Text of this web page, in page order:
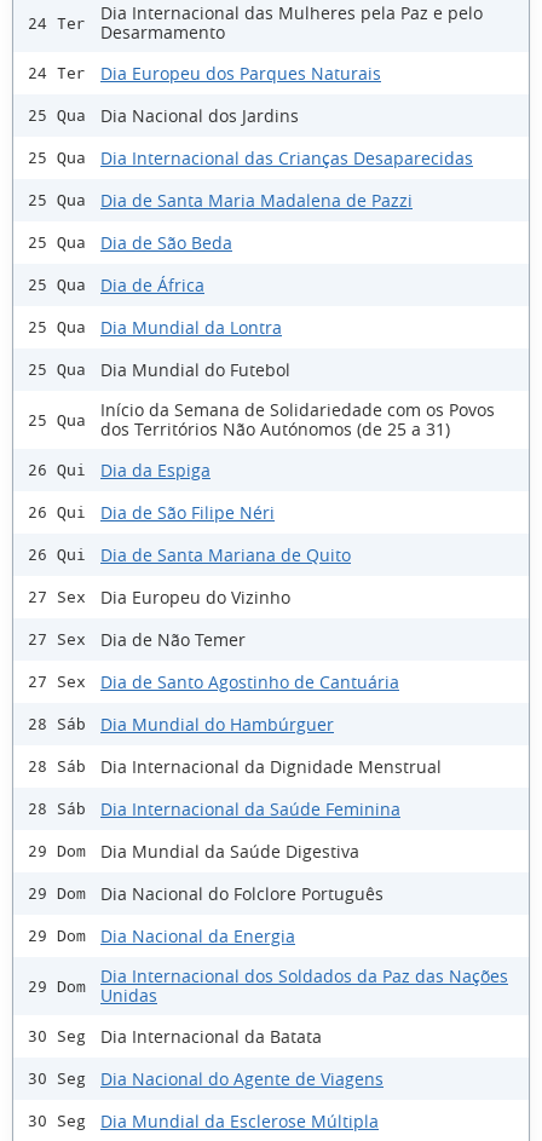
24 Ter
Dia Internacional das Mulheres pela Paz e pelo
Desarmamento
24 Ter Dia Europeu dos Parques Naturais
25 Qua Dia Nacional dos Jardins
25 Qua Dia Internacional das Crianças Desaparecidas
25 Qua Dia de Santa Maria Madalena de Pazzi
25 Qua Dia de São Beda
25 Qua Dia de África
25 Qua Dia Mundial da Lontra
25 Qua Dia Mundial do Futebol
25 Qua
Início da Semana de Solidariedade com os Povos
dos Territórios Não Autónomos (de 25 a 31)
26 Qui Dia da Espiga
26 Qui Dia de São Filipe Néri
26 Qui Dia de Santa Mariana de Quito
27 Sex Dia Europeu do Vizinho
27 Sex Dia de Não Temer
27 Sex Dia de Santo Agostinho de Cantuária
28 Sáb Dia Mundial do Hambúrguer
28 Sáb Dia Internacional da Dignidade Menstrual
28 Sáb Dia Internacional da Saúde Feminina
29 Dom Dia Mundial da Saúde Digestiva
29 Dom Dia Nacional do Folclore Português
29 Dom Dia Nacional da Energia
29 Dom
Dia Internacional dos Soldados da Paz das Nações
Unidas
30 Seg Dia Internacional da Batata
30 Seg Dia Nacional do Agente de Viagens
30 Seg Dia Mundial da Esclerose Múltipla